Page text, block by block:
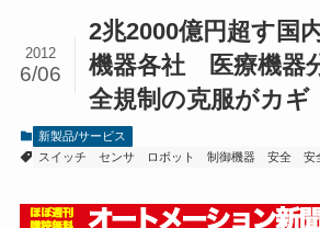
2兆2000億円超す国
機器各社 医療機器
全規制の克服がカギ
2012
6/06
新製品/サービス
スイッチ
センサ ロボット 制御機器 安全 安